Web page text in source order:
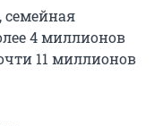
4 миллионов
11 миллионов